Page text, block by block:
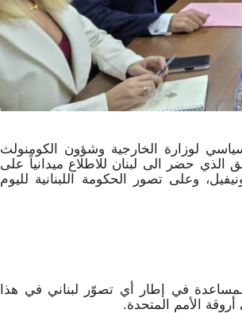
لوزارة الخارجية وشؤون الكومنولث
الذي حضر الى لبنان للاطلاع ميدانياً على
وعلى تصور الحكومة اللبنانية لليوم
المساعدة في إطار أي تصوّر لبناني في هذا
الأمم المتحدة.